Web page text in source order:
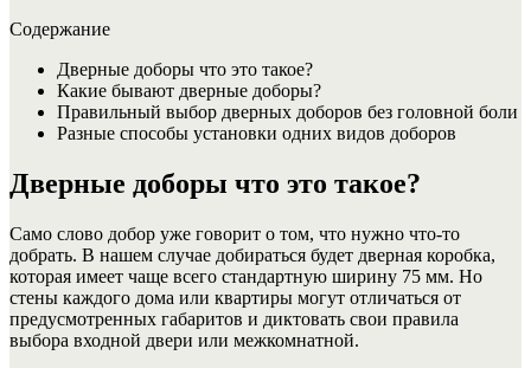
Содержание
Дверные доборы что это такое?
Какие бывают дверные доборы?
Правильный выбор дверных доборов без головной боли
Разные способы установки одних видов доборов
Дверные доборы что это такое?
Само слово добор уже говорит о том, что нужно что-то
добрать. В нашем случае добираться будет дверная коробка,
которая имеет чаще всего стандартную ширину 75 мм. Но
стены каждого дома или квартиры могут отличаться от
предусмотренных габаритов и диктовать свои правила
выбора входной двери или межкомнатной.